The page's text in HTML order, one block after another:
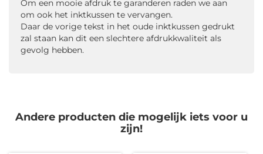
Om een mooie afdruk te garanderen raden we aan
om ook het inktkussen te vervangen.
Daar de vorige tekst in het oude inktkussen gedrukt
zal staan kan dit een slechtere afdrukkwaliteit als
gevolg hebben.
Andere producten die mogelijk iets voor u
zijn!